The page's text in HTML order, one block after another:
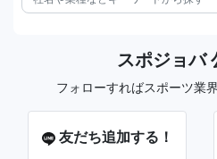
スポジョバ
フォローすればスポーツ業
友だち追加する！